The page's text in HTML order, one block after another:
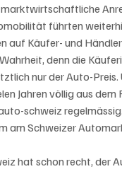
führten
auf Käufer- und
denn die
nur der Auto-Preis.
Jahren völlig aus dem
schweiz
am Schweizer
hat schon recht, der